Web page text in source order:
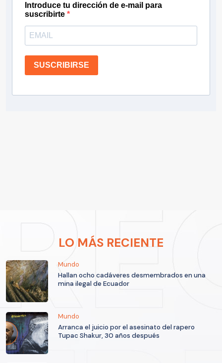
Introduce tu dirección de e-mail para
suscribirte
SUSCRIBIRSE
LO MÁS RECIENTE
Mundo
Hallan ocho cadáveres desmembrados en una
mina ilegal de Ecuador
Mundo
Arranca el juicio por el asesinato del rapero
Tupac Shakur, 30 años después